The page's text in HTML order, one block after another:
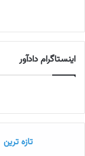
اینستاگرام دادآور
تازه ترین